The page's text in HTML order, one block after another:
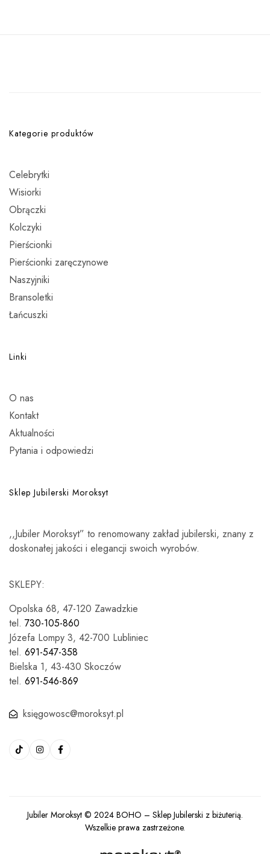
Kategorie produktów
Celebrytki
Wisiorki
Obrączki
Kolczyki
Pierścionki
Pierścionki zaręczynowe
Naszyjniki
Bransoletki
Łańcuszki
Linki
O nas
Kontakt
Aktualności
Pytania i odpowiedzi
Sklep Jubilerski Moroksyt
,,Jubiler Moroksyt” to renomowany zakład jubilerski, znany z
doskonałej jakości i elegancji swoich wyrobów.
SKLEPY:
Opolska 68, 47-120 Zawadzkie
tel. 730-105-860
Józefa Lompy 3, 42-700 Lubliniec
tel. 691-547-358
Bielska 1, 43-430 Skoczów
tel. 691-546-869
księgowosc@moroksyt.pl
Jubiler Moroksyt © 2024 BOHO – Sklep Jubilerski z biżuterią.
Wszelkie prawa zastrzeżone.